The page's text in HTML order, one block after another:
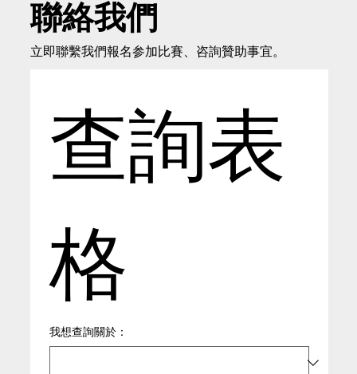
聯絡我們
立即聯繫我們報名参加比賽、咨詢贊助事宜。
查詢表
格
我想查詢關於：